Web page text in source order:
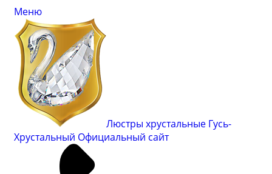
Меню
Люстры хрустальные Гусь-
Хрустальный Официальный сайт